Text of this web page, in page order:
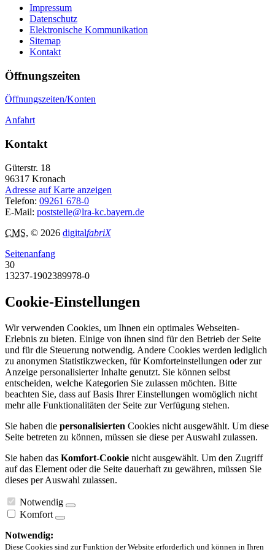
Impressum
Datenschutz
Elektronische Kommunikation
Sitemap
Kontakt
Öffnungszeiten
Öffnungszeiten/Konten
Anfahrt
Kontakt
Güterstr. 18
96317 Kronach
Adresse auf Karte anzeigen
Telefon: 09261 678-0
E-Mail: poststelle@lra-kc.bayern.de
CMS, © 2026 digitalfabriX
Seitenanfang
30
13237-1902389978-0
Cookie-Einstellungen
Wir verwenden Cookies, um Ihnen ein optimales Webseiten-
Erlebnis zu bieten. Einige von ihnen sind für den Betrieb der Seite
und für die Steuerung notwendig. Andere Cookies werden lediglich
zu anonymen Statistikzwecken, für Komforteinstellungen oder zur
Anzeige personalisierter Inhalte genutzt. Sie können selbst
entscheiden, welche Kategorien Sie zulassen möchten. Bitte
beachten Sie, dass auf Basis Ihrer Einstellungen womöglich nicht
mehr alle Funktionalitäten der Seite zur Verfügung stehen.
Sie haben die personalisierten Cookies nicht ausgewählt. Um diese
Seite betreten zu können, müssen sie diese per Auswahl zulassen.
Sie haben das Komfort-Cookie nicht ausgewählt. Um den Zugriff
auf das Element oder die Seite dauerhaft zu gewähren, müssen Sie
dieses per Auswahl zulassen.
Notwendig
Komfort
Notwendig:
Diese Cookies sind zur Funktion der Website erforderlich und können in Ihren